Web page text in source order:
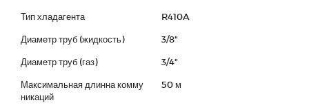
Тип хладагента R410A
Диаметр труб (жидкость) 3/8"
Диаметр труб (газ) 3/4"
Максимальная длинна комму
никаций
50 м